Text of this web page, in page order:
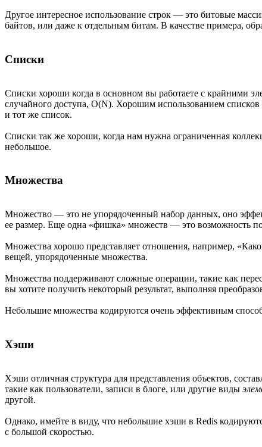
Другое интересное использование строк — это битовые
байтов, или даже к отдельным битам. В качестве примера,
Списки
Списки хороши когда в основном вы работаете с крайними
случайного доступа, O(N). Хорошим использованием
и тот же список.
Списки так же хороши, когда нам нужна ограниченная
небольшое.
Множества
Множество — это не упорядоченный набор данных, оно
ее размер. Еще одна «фишка» множеств — это возможность
Множества хорошо представляет отношения, например,
вещей, упорядоченные множества.
Множества поддерживают сложные операции, такие как
вы хотите получить некоторый результат, выполняя
Небольшие множества кодируются очень эффективным
Хэши
Хэши отличная структура для представления объектов,
такие как пользователи, записи в блоге, или другие виды
другой.
Однако, имейте в виду, что небольшие хэши в Redis
с большой скоростью.